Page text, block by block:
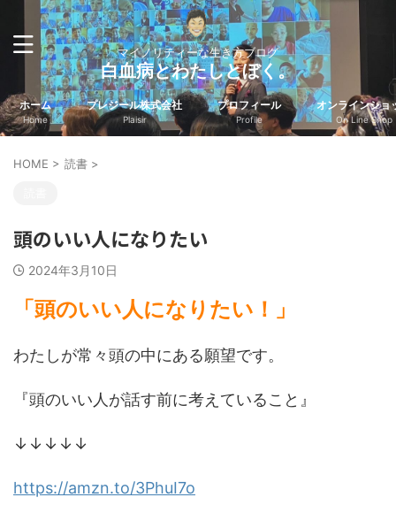
マイノリティーな生き方ブログ
白血病とわたしとぼく。
ホーム
Home
プレジール株式会社
Plaisir
プロフィール
Profile
オンラインショ
On Line Shop
HOME > 読書 >
頭のいい人になりたい
2024年3月10日
「頭のいい人になりたい！」
わたしが常々頭の中にある願望です。
『頭のいい人が話す前に考えていること』
↓↓↓↓↓
https://amzn.to/3PhuI7o